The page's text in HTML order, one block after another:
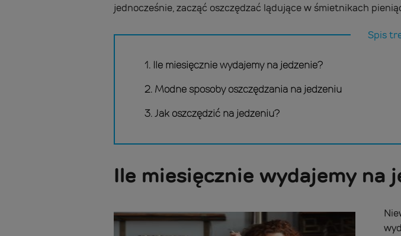
jednocześnie, zacząć oszczędzać lądujące w śmietnikach
Spis
1. Ile miesięcznie wydajemy na jedzenie?
2. Modne sposoby oszczędzania na jedzeniu
3. Jak oszczędzić na jedzeniu?
Ile miesięcznie wydajemy na